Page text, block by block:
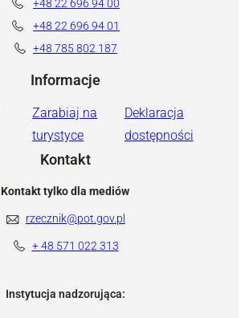
+48 22 696 94 00
+48 22 696 94 01
+48 785 802 187
Informacje
Zarabiaj na
turystyce
Deklaracja
dostępności
Kontakt
Kontakt tylko dla mediów
rzecznik@pot.gov.pl
+ 48 571 022 313
Instytucja nadzorująca: